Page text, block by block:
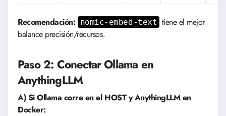
Recomendación: nomic-embed-text tiene el mejor
balance precisión/recursos.
Paso 2: Conectar Ollama en
AnythingLLM
A) Si Ollama corre en el HOST y AnythingLLM en
Docker: